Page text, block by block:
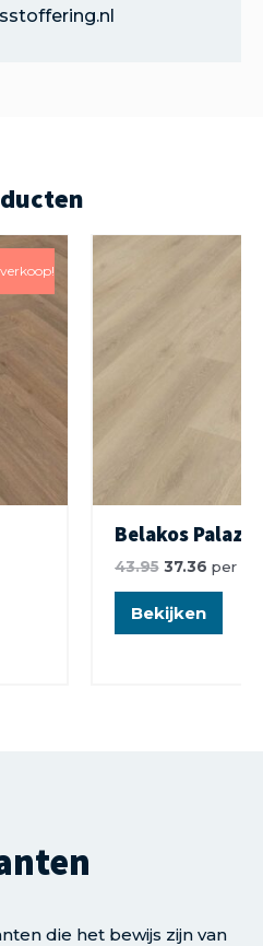
Belakos
43.95 37.36 per
Bekijken
die het bewijs zijn van